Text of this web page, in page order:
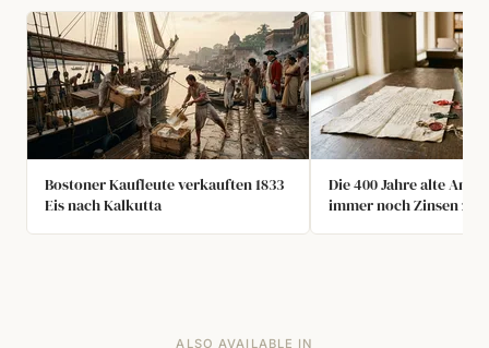
Bostoner Kaufleute verkauften 1833
Eis nach Kalkutta
Die 400 Jahre alte
immer noch Zinsen
ALSO AVAILABLE IN